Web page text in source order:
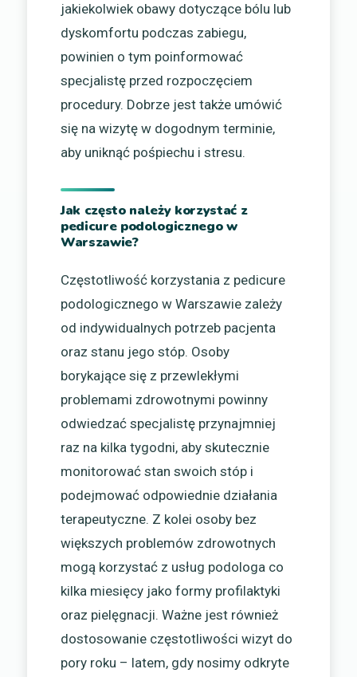
jakiekolwiek obawy dotyczące bólu lub
dyskomfortu podczas zabiegu,
powinien o tym poinformować
specjalistę przed rozpoczęciem
procedury. Dobrze jest także umówić
się na wizytę w dogodnym terminie,
aby uniknąć pośpiechu i stresu.
Jak często należy korzystać z
pedicure podologicznego w
Warszawie?
Częstotliwość korzystania z pedicure
podologicznego w Warszawie zależy
od indywidualnych potrzeb pacjenta
oraz stanu jego stóp. Osoby
borykające się z przewlekłymi
problemami zdrowotnymi powinny
odwiedzać specjalistę przynajmniej
raz na kilka tygodni, aby skutecznie
monitorować stan swoich stóp i
podejmować odpowiednie działania
terapeutyczne. Z kolei osoby bez
większych problemów zdrowotnych
mogą korzystać z usług podologa co
kilka miesięcy jako formy profilaktyki
oraz pielęgnacji. Ważne jest również
dostosowanie częstotliwości wizyt do
pory roku – latem, gdy nosimy odkryte